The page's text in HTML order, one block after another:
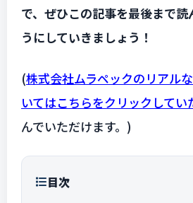
で、ぜひこの記事を最後まで読
うにしていきましょう！
(株式会社ムラペックのリアル
いてはこちらをクリックしてい
んでいただけます。)
目次